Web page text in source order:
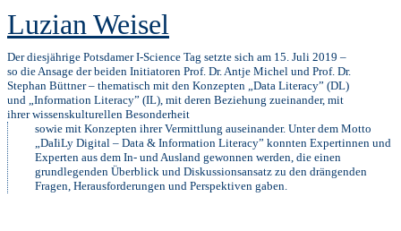
Luzian Weisel
Der diesjährige Potsdamer I-Science Tag setzte sich am 15. Juli 2019 –
so die Ansage der beiden Initiatoren Prof. Dr. Antje Michel und Prof. Dr.
Stephan Büttner – thematisch mit den Konzepten „Data Literacy” (DL)
und „Information Literacy” (IL), mit deren Beziehung zueinander, mit
ihrer wissenskulturellen Besonderheit
sowie mit Konzepten ihrer Vermittlung auseinander. Unter dem Motto
„DaIiLy Digital – Data & Information Literacy” konnten Expertinnen und
Experten aus dem In- und Ausland gewonnen werden, die einen
grundlegenden Überblick und Diskussionsansatz zu den drängenden
Fragen, Herausforderungen und Perspektiven gaben.